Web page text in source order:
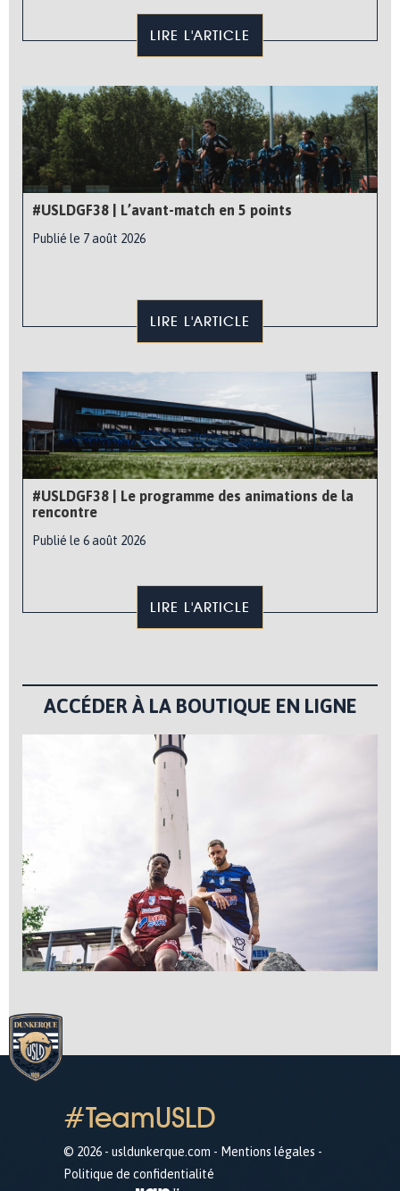
LIRE L'ARTICLE
#USLDGF38 | L’avant-match en 5 points
Publié le 7 août 2026
LIRE L'ARTICLE
#USLDGF38 | Le programme des animations de la
rencontre
Publié le 6 août 2026
LIRE L'ARTICLE
ACCÉDER À LA BOUTIQUE EN LIGNE
#TeamUSLD
© 2026 - usldunkerque.com - Mentions légales -
Politique de confidentialité